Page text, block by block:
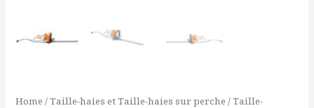
Home /Taille-haies et Taille-haies sur perche /Taille-